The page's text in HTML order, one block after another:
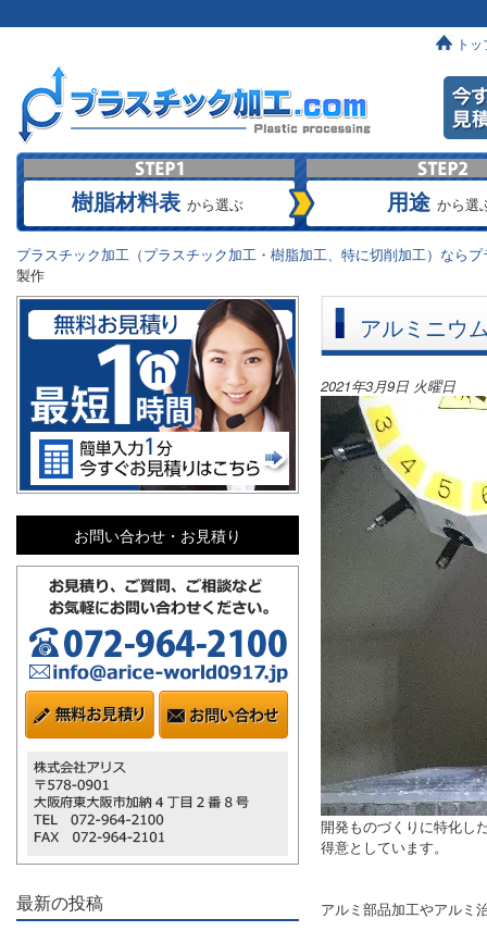
トッ
樹脂材料表 から選ぶ 用途 から選
プラスチック加工（プラスチック加工・樹脂加工、特に切削加工）なら
製作
アルミニウ
2021年3月9日 火曜日
開発ものづくりに特化し
得意としています。
アルミ部品加工やアルミ
お問い合わせ・お見積り
最新の投稿